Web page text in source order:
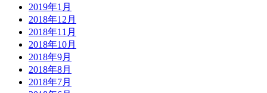
2019年1月
2018年12月
2018年11月
2018年10月
2018年9月
2018年8月
2018年7月